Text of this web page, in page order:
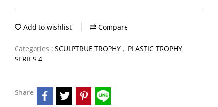
Add to wishlist Compare
Categories : SCULPTRUE TROPHY , PLASTIC TROPHY
SERIES 4
Share